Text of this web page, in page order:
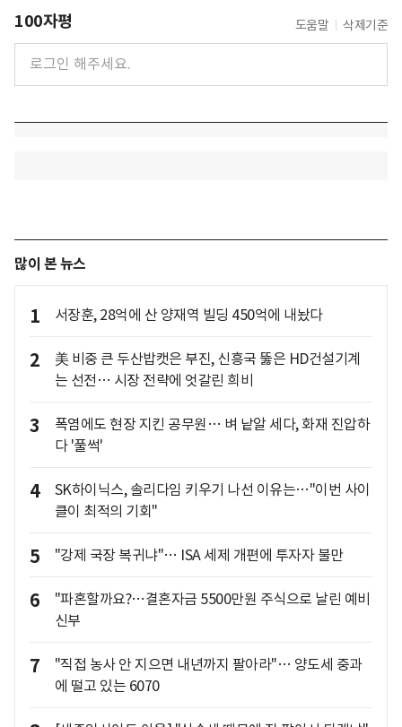
100자평 도움말 삭제기준
많이 본 뉴스
1 서장훈, 28억에 산 양재역 빌딩 450억에 내놨다
2
美 비중 큰 두산밥캣은 부진, 신흥국 뚫은 HD건설기계
는 선전… 시장 전략에 엇갈린 희비
3
폭염에도 현장 지킨 공무원… 벼 낱알 세다, 화재 진압하
다 '풀썩'
4
SK하이닉스, 솔리다임 키우기 나선 이유는…"이번 사이
클이 최적의 기회"
5 "강제 국장 복귀냐"… ISA 세제 개편에 투자자 불만
6
"파혼할까요?…결혼자금 5500만원 주식으로 날린 예비
신부
7
"직접 농사 안 지으면 내년까지 팔아라"… 양도세 중과
에 떨고 있는 6070